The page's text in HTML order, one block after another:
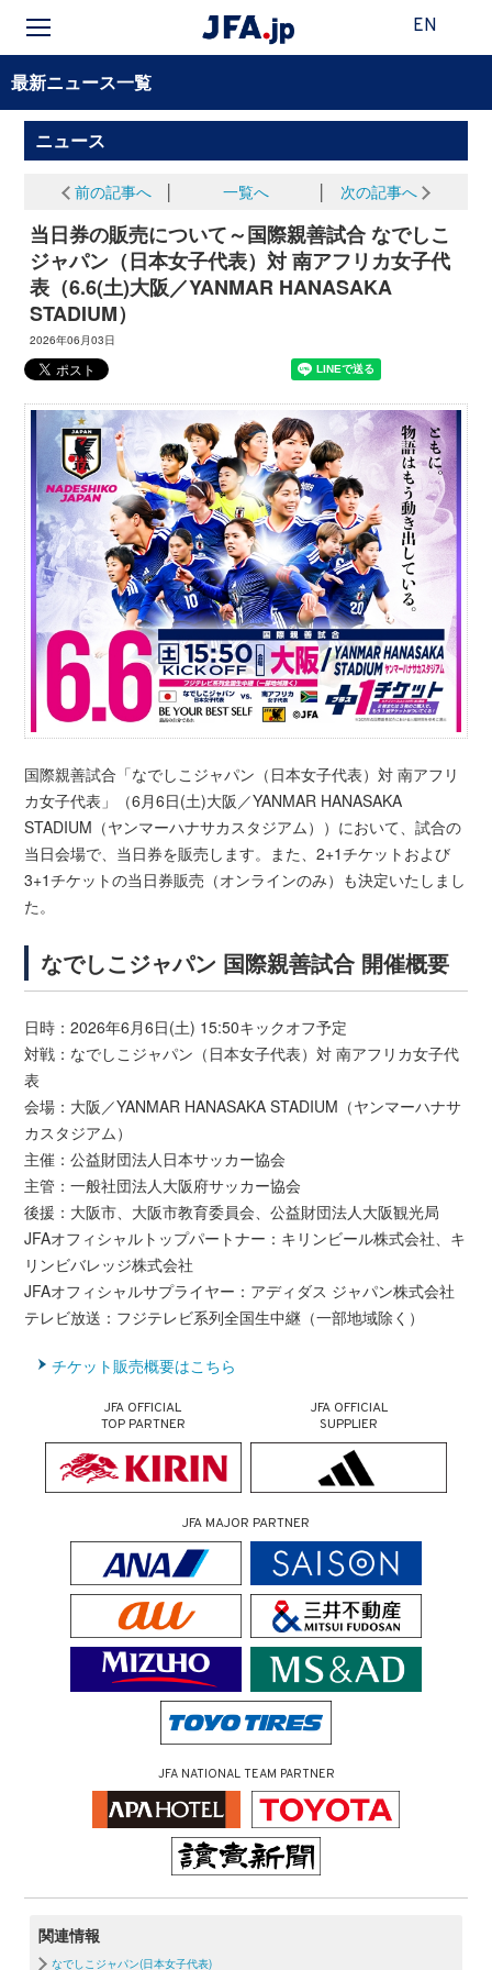
EN
最新ニュース一覧
ニュース
前の記事へ 一覧へ 次の記事へ
当日券の販売について～国際親善試合 なでしこ
ジャパン（日本女子代表）対 南アフリカ女子代
表（6.6(土)大阪／YANMAR HANASAKA
STADIUM）
2026年06月03日
国際親善試合「なでしこジャパン（日本女子代表）対 南アフリ
カ女子代表」（6月6日(土)大阪／YANMAR HANASAKA
STADIUM（ヤンマーハナサカスタジアム））において、試合の
当日会場で、当日券を販売します。また、2+1チケットおよび
3+1チケットの当日券販売（オンラインのみ）も決定いたしまし
た。
なでしこジャパン 国際親善試合 開催概要
日時：2026年6月6日(土) 15:50キックオフ予定
対戦：なでしこジャパン（日本女子代表）対 南アフリカ女子代
表
会場：大阪／YANMAR HANASAKA STADIUM（ヤンマーハナサ
カスタジアム）
主催：公益財団法人日本サッカー協会
主管：一般社団法人大阪府サッカー協会
後援：大阪市、大阪市教育委員会、公益財団法人大阪観光局
JFAオフィシャルトップパートナー：キリンビール株式会社、キ
リンビバレッジ株式会社
JFAオフィシャルサプライヤー：アディダス ジャパン株式会社
テレビ放送：フジテレビ系列全国生中継（一部地域除く）
チケット販売概要はこちら
JFA OFFICIAL
TOP PARTNER
JFA OFFICIAL
SUPPLIER
JFA MAJOR PARTNER
JFA NATIONAL TEAM PARTNER
関連情報
なでしこジャパン(日本女子代表)